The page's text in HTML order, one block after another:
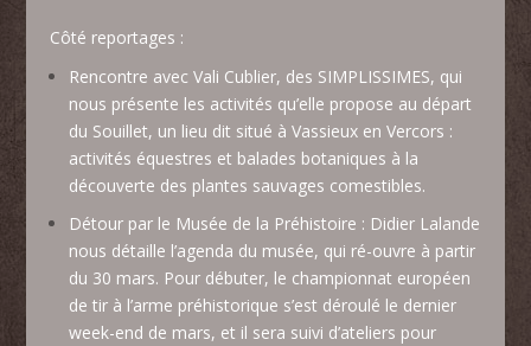
Côté reportages :
Rencontre avec Vali Cublier, des SIMPLISSIMES, qui
nous présente les activités qu’elle propose au départ
du Souillet, un lieu dit situé à Vassieux en Vercors :
activités équestres et balades botaniques à la
découverte des plantes sauvages comestibles.
Détour par le Musée de la Préhistoire : Didier Lalande
nous détaille l’agenda du musée, qui ré-ouvre à partir
du 30 mars. Pour débuter, le championnat européen
de tir à l’arme préhistorique s’est déroulé le dernier
week-end de mars, et il sera suivi d’ateliers pour